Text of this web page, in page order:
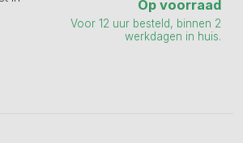
Op voorraad
Voor 12 uur besteld, binnen 2
werkdagen in huis.